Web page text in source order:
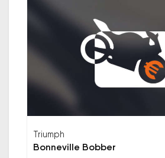
Triumph
Bonneville Bobber